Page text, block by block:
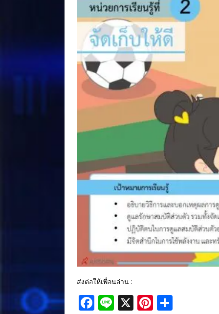
ส่งต่อให้เพื่อนอ่าน :
F Li X Pi